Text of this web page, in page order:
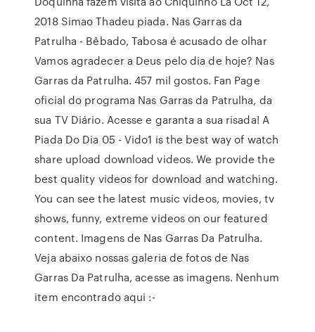
2018 Simao Thadeu piada. Nas Garras da
Patrulha - Bêbado, Tabosa é acusado de olhar
Vamos agradecer a Deus pelo dia de hoje? Nas
Garras da Patrulha. 457 mil gostos. Fan Page
oficial do programa Nas Garras da Patrulha, da
sua TV Diário. Acesse e garanta a sua risada! A
Piada Do Dia 05 - Vido1 is the best way of watch
share upload download videos. We provide the
best quality videos for download and watching.
You can see the latest music videos, movies, tv
shows, funny, extreme videos on our featured
content. Imagens de Nas Garras Da Patrulha.
Veja abaixo nossas galeria de fotos de Nas
Garras Da Patrulha, acesse as imagens. Nenhum
item encontrado aqui :-